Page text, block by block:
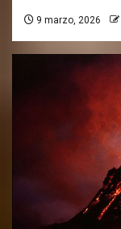
9 marzo, 2026